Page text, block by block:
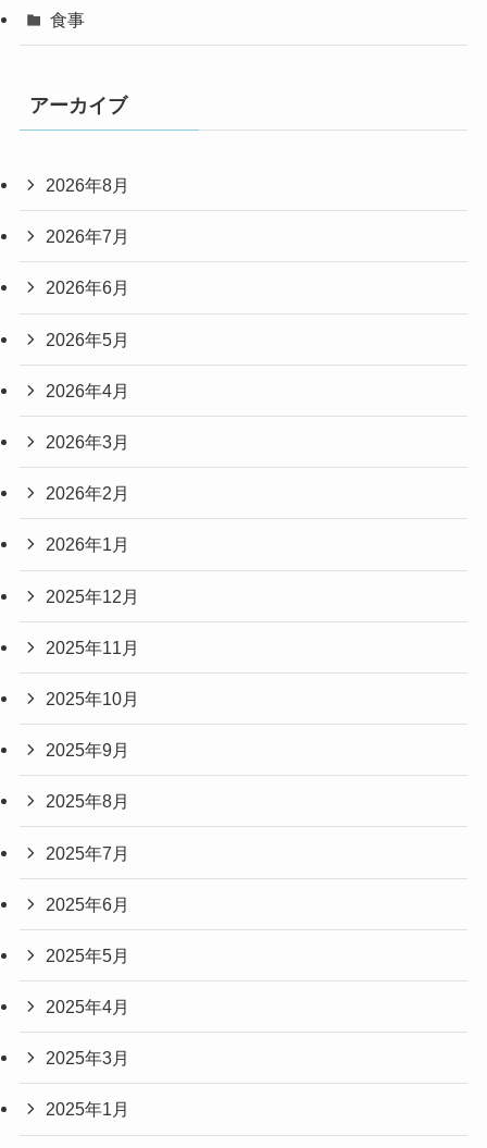
食事
アーカイブ
2026年8月
2026年7月
2026年6月
2026年5月
2026年4月
2026年3月
2026年2月
2026年1月
2025年12月
2025年11月
2025年10月
2025年9月
2025年8月
2025年7月
2025年6月
2025年5月
2025年4月
2025年3月
2025年1月